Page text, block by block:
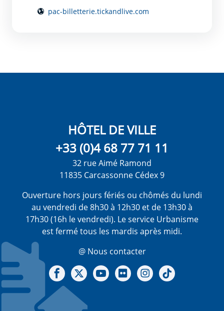
pac-billetterie.tickandlive.com
HÔTEL DE VILLE
+33 (0)4 68 77 71 11
32 rue Aimé Ramond
11835 Carcassonne Cédex 9
Ouverture hors jours fériés ou chômés du lundi
au vendredi de 8h30 à 12h30 et de 13h30 à
17h30 (16h le vendredi). Le service Urbanisme
est fermé tous les mardis après midi.
@ Nous contacter
Notre Facebook
Notre X - (twitter)
Notre chaine Youtube
Notre Gallerie sur Flickr
Notre Instagram